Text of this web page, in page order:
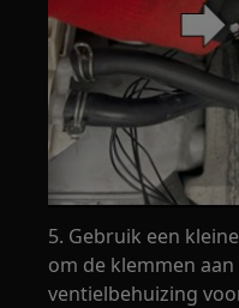
5. Gebruik een
om de klemmen
ventielbehuizing